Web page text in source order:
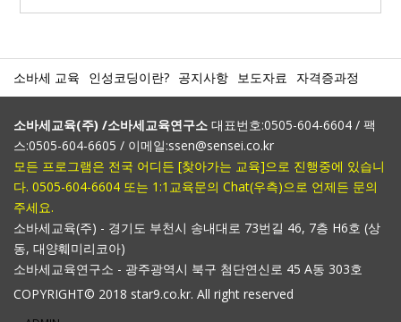
소바세 교육 인성코딩이란? 공지사항 보도자료 자격증과정
소바세교육(주) /소바세교육연구소 대표번호:0505-604-6604 / 팩
스:0505-604-6605 / 이메일:ssen@sensei.co.kr
모든 프로그램은 전국 어디든 [찾아가는 교육]으로 진행중에 있습니
다. 0505-604-6604 또는 1:1교육문의 Chat(우측)으로 언제든 문의
주세요.
소바세교육(주) - 경기도 부천시 송내대로 73번길 46, 7층 H6호 (상
동, 대양훼미리코아)
소바세교육연구소 - 광주광역시 북구 첨단연신로 45 A동 303호
COPYRIGHT© 2018 star9.co.kr. All right reserved